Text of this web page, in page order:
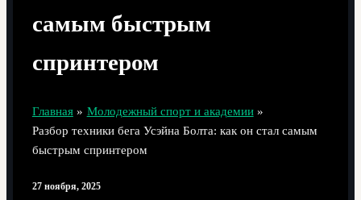
самым быстрым
спринтером
Главная
Молодежный спорт и академии
Разбор техники бега Усэйна Болта: как он стал самым
быстрым спринтером
27 ноября, 2025